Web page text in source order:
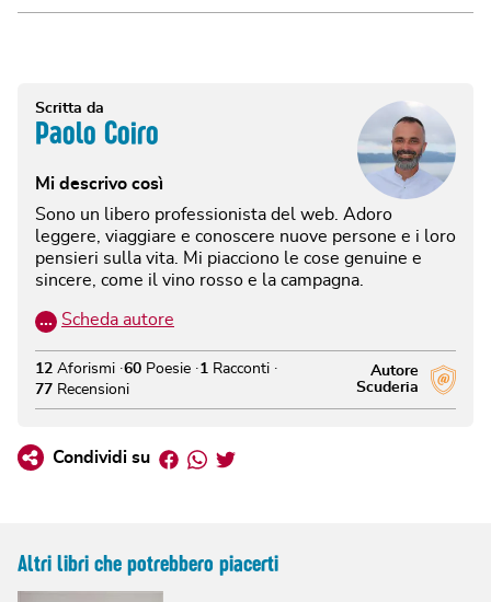
Scritta da
Paolo Coiro
Mi descrivo così
Sono un libero professionista del web. Adoro
leggere, viaggiare e conoscere nuove persone e i loro
pensieri sulla vita. Mi piacciono le cose genuine e
sincere, come il vino rosso e la campagna.
… Scheda autore
Autore
Scuderia
12 Aforismi 60 Poesie 1
Racconti
77 Recensioni
Condividi su Facebook
Whatsapp
Twitter
Altri libri che potrebbero piacerti